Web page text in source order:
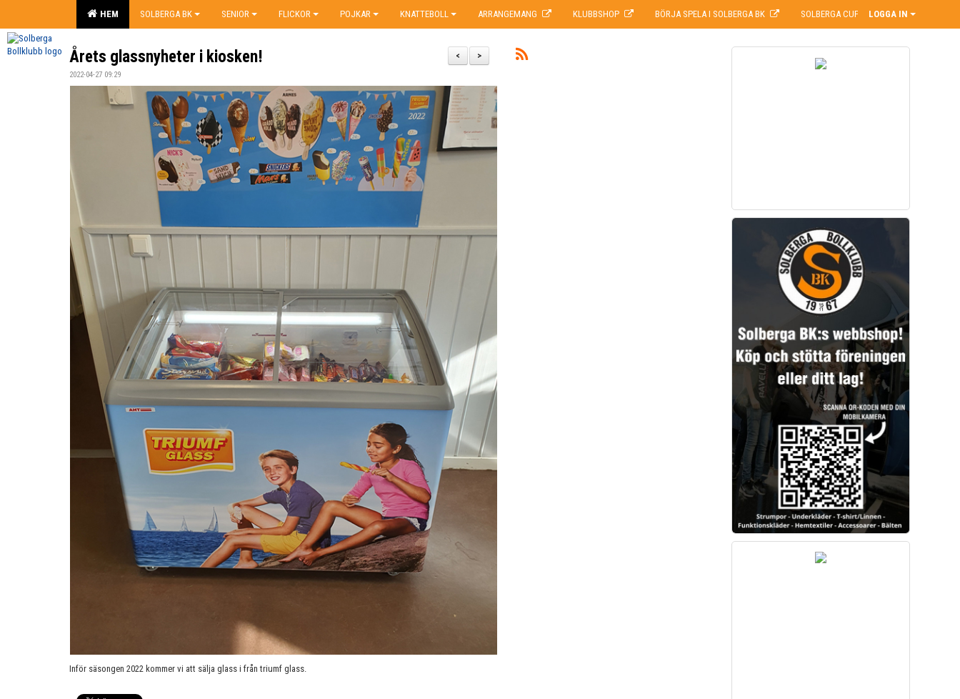
HEM SOLBERGA BK SENIOR FLICKOR POJKAR KNATTEBOLL ARRANGEMANG KLUBBSHOP BÖRJA SPELA I SOLBERGA BK SOLBERGA CUP LOGGA IN
>
<
Årets glassnyheter i kiosken!
2022-04-27 09:29
Inför säsongen 2022 kommer vi att sälja glass i från triumf glass.